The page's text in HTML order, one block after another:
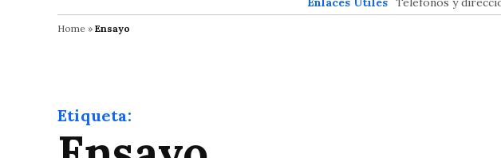
Home » Ensayo
Etiqueta: